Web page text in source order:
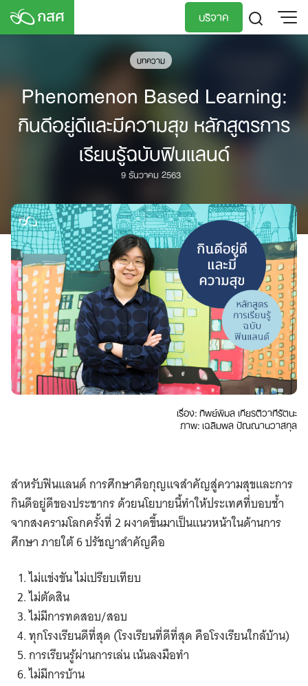
Skip
บริจาค
บทความ
Phenomenon Based Learning:
กินดีอยู่ดีและมีความสุข หลักสูตรการ
เรียนรู้ฉบับฟินแลนด์
9 ธันวาคม 2563
เรื่อง: ทิพย์พิมล เกียรติวาทีรัตนะ
ภาพ: เฉลิมพล ปัณณานวาสกุล
สำหรับฟินแลนด์ การศึกษาคือกุญแจสำคัญสู่ความสุขและการ
กินดีอยู่ดีของประชากร ด้วยนโยบายนี้ทำให้ประเทศที่บอบช้ำ
จากสงครามโลกครั้งที่ 2 ผงาดขึ้นมาเป็นแนวหน้าในด้านการ
ศึกษา ภายใต้ 6 ปรัชญาสำคัญคือ
ไม่แข่งขัน ไม่เปรียบเทียบ
ไม่ตัดสิน
ไม่มีการทดสอบ/สอบ
ทุกโรงเรียนดีที่สุด (โรงเรียนที่ดีที่สุด คือโรงเรียนใกล้บ้าน)
การเรียนรู้ผ่านการเล่น เน้นลงมือทำ
ไม่มีการบ้าน